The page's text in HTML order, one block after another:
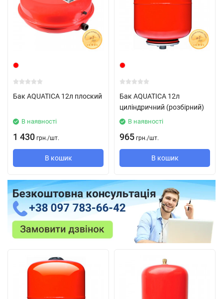
Бак AQUATICA 12л плоский
В наявності
1 430 грн./шт.
В кошик
Бак AQUATICA 12л
циліндричний (розбірний)
В наявності
965 грн./шт.
В кошик